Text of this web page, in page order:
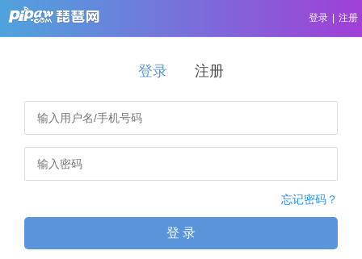
登录 注册
登录 注册
忘记密码？
登 录